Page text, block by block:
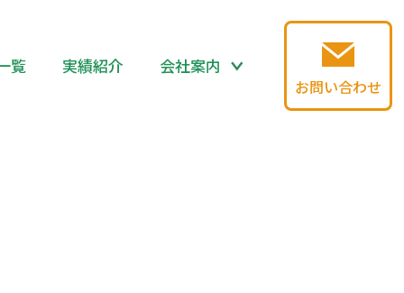
覧 実績紹介 会社案内
お問い合わせ